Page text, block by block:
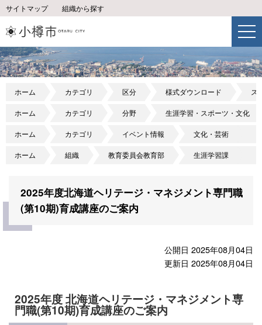
サイトマップ 組織から探す
ホーム カテゴリ 区分 様式ダウンロード ス
ホーム カテゴリ 分野 生涯学習・スポーツ・文化
ホーム カテゴリ イベント情報 文化・芸術
ホーム 組織 教育委員会教育部 生涯学習課
2025年度北海道ヘリテージ・マネジメント専門職
(第10期)育成講座のご案内
公開日 2025年08月04日
更新日 2025年08月04日
2025年度 北海道ヘリテージ・マネジメント専
門職(第10期)育成講座のご案内